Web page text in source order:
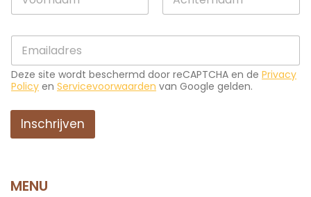
m
-
m
a
l
a
E
m
a
i
l
Deze site wordt beschermd door reCAPTCHA en de Privacy
Policy en Servicevoorwaarden van Google gelden.
Inschrijven
MENU